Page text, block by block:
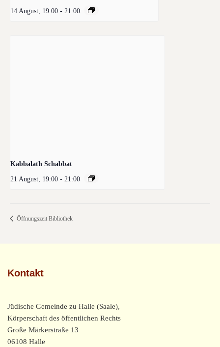
14 August, 19:00 - 21:00
Kabbalath Schabbat
21 August, 19:00 - 21:00
Öffnungszeit Bibliothek
Kontakt
Jüdische Gemeinde zu Halle (Saale),
Körperschaft des öffentlichen Rechts
Große Märkerstraße 13
06108 Halle